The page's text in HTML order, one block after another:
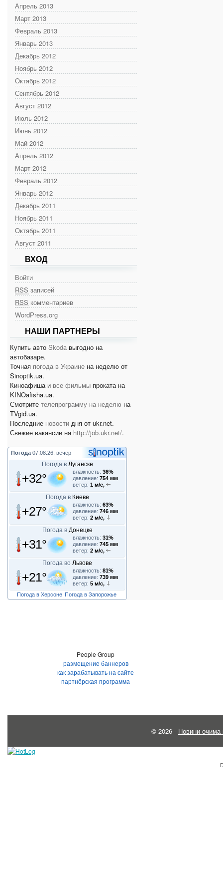
Апрель 2013
Март 2013
Февраль 2013
Январь 2013
Декабрь 2012
Ноябрь 2012
Октябрь 2012
Сентябрь 2012
Август 2012
Июль 2012
Июнь 2012
Май 2012
Апрель 2012
Март 2012
Февраль 2012
Январь 2012
Декабрь 2011
Ноябрь 2011
Октябрь 2011
Август 2011
ВХОД
Войти
RSS записей
RSS комментариев
WordPress.org
НАШИ ПАРТНЕРЫ
Купить авто Skoda выгодно на
автобазаре.
Точная погода в Украине на неделю от
Sinoptik.ua.
Киноафиша и все фильмы проката на
KINOafisha.ua.
Смотрите телепрограмму на неделю на
TVgid.ua.
Последние новости дня от ukr.net.
Свежие вакансии на http://job.ukr.net/.
Погода 07.08.26, вечер
Погода в Луганске
+32° влажность: 36%
давление: 754 мм
ветер: 1 м/с,
Погода в Киеве
+27° влажность: 63%
давление: 746 мм
ветер: 2 м/с,
Погода в Донецке
+31° влажность: 31%
давление: 745 мм
ветер: 2 м/с,
Погода во Львове
+21° влажность: 81%
давление: 739 мм
ветер: 5 м/с,
Погода в Херсоне Погода в Запорожье
People Group
размещение баннеров
как зарабатывать на сайте
партнёрская программа
© 2026 - Новини очима